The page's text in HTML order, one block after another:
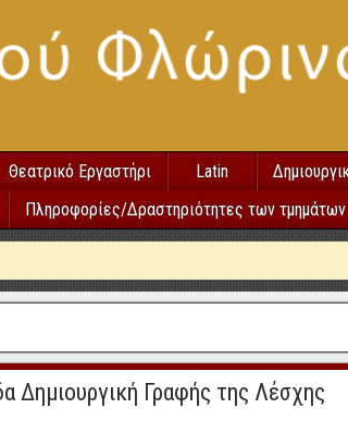
Θεατρικό Εργαστήρι Latin
Πληροφορίες/Δραστηριότητες των
Δημιουργική Γραφής της Λέσχης